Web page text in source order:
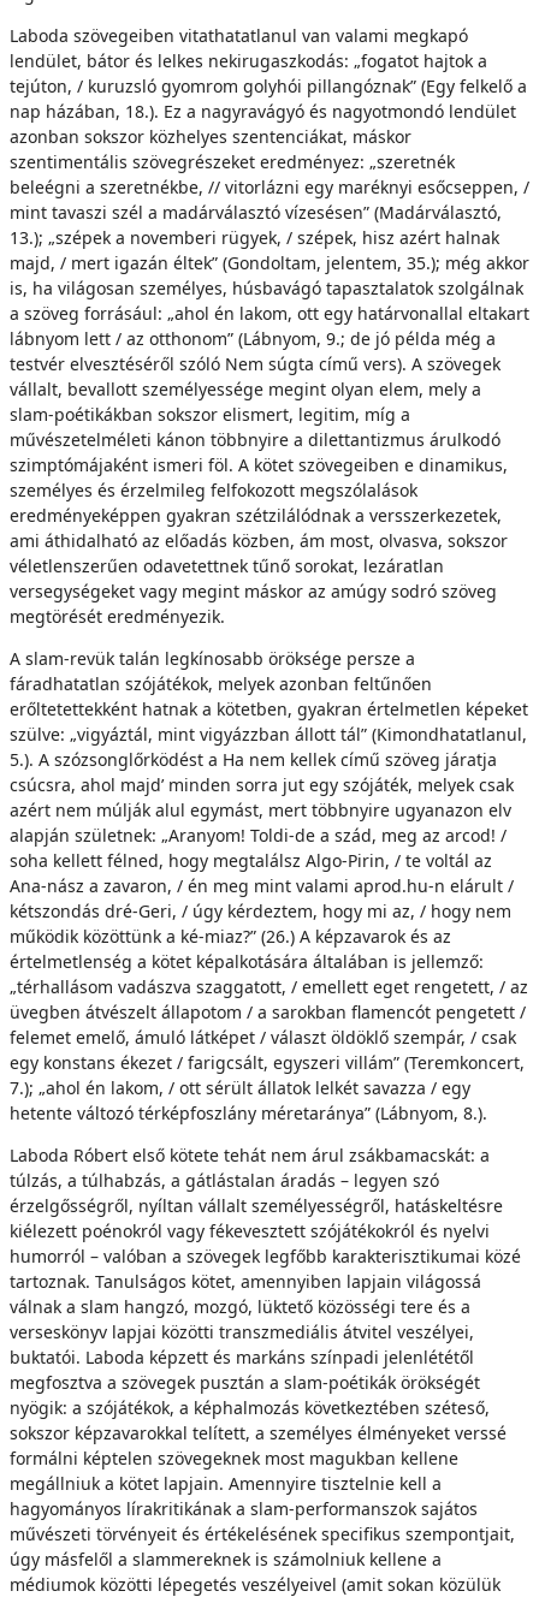
Laboda szövegeiben vitathatatlanul van valami megkapó
lendület, bátor és lelkes nekirugaszkodás: „fogatot hajtok a
tejúton, / kuruzsló gyomrom golyhói pillangóznak” (Egy felkelő a
nap házában, 18.). Ez a nagyravágyó és nagyotmondó lendület
azonban sokszor közhelyes szentenciákat, máskor
szentimentális szövegrészeket eredményez: „szeretnék
beleégni a szeretnékbe, // vitorlázni egy maréknyi esőcseppen, /
mint tavaszi szél a madárválasztó vízesésen” (Madárválasztó,
13.); „szépek a novemberi rügyek, / szépek, hisz azért halnak
majd, / mert igazán éltek” (Gondoltam, jelentem, 35.); még akkor
is, ha világosan személyes, húsbavágó tapasztalatok szolgálnak
a szöveg forrásául: „ahol én lakom, ott egy határvonallal eltakart
lábnyom lett / az otthonom” (Lábnyom, 9.; de jó példa még a
testvér elvesztéséről szóló Nem súgta című vers). A szövegek
vállalt, bevallott személyessége megint olyan elem, mely a
slam-poétikákban sokszor elismert, legitim, míg a
művészetelméleti kánon többnyire a dilettantizmus árulkodó
szimptómájaként ismeri föl. A kötet szövegeiben e dinamikus,
személyes és érzelmileg felfokozott megszólalások
eredményeképpen gyakran szétzilálódnak a versszerkezetek,
ami áthidalható az előadás közben, ám most, olvasva, sokszor
véletlenszerűen odavetettnek tűnő sorokat, lezáratlan
versegységeket vagy megint máskor az amúgy sodró szöveg
megtörését eredményezik.
A slam-revük talán legkínosabb öröksége persze a
fáradhatatlan szójátékok, melyek azonban feltűnően
erőltetettekként hatnak a kötetben, gyakran értelmetlen képeket
szülve: „vigyáztál, mint vigyázzban állott tál” (Kimondhatatlanul,
5.). A szózsonglőrködést a Ha nem kellek című szöveg járatja
csúcsra, ahol majd’ minden sorra jut egy szójáték, melyek csak
azért nem múlják alul egymást, mert többnyire ugyanazon elv
alapján születnek: „Aranyom! Toldi-de a szád, meg az arcod! /
soha kellett félned, hogy megtalálsz Algo-Pirin, / te voltál az
Ana-nász a zavaron, / én meg mint valami aprod.hu-n elárult /
kétszondás dré-Geri, / úgy kérdeztem, hogy mi az, / hogy nem
működik közöttünk a ké-miaz?” (26.) A képzavarok és az
értelmetlenség a kötet képalkotására általában is jellemző:
„térhallásom vadászva szaggatott, / emellett eget rengetett, / az
üvegben átvészelt állapotom / a sarokban flamencót pengetett /
felemet emelő, ámuló látképet / választ öldöklő szempár, / csak
egy konstans ékezet / farigcsált, egyszeri villám” (Teremkoncert,
7.); „ahol én lakom, / ott sérült állatok lelkét savazza / egy
hetente változó térképfoszlány méretaránya” (Lábnyom, 8.).
Laboda Róbert első kötete tehát nem árul zsákbamacskát: a
túlzás, a túlhabzás, a gátlástalan áradás – legyen szó
érzelgősségről, nyíltan vállalt személyességről, hatáskeltésre
kiélezett poénokról vagy fékevesztett szójátékokról és nyelvi
humorról – valóban a szövegek legfőbb karakterisztikumai közé
tartoznak. Tanulságos kötet, amennyiben lapjain világossá
válnak a slam hangzó, mozgó, lüktető közösségi tere és a
verseskönyv lapjai közötti transzmediális átvitel veszélyei,
buktatói. Laboda képzett és markáns színpadi jelenlététől
megfosztva a szövegek pusztán a slam-poétikák örökségét
nyögik: a szójátékok, a képhalmozás következtében széteső,
sokszor képzavarokkal telített, a személyes élményeket verssé
formálni képtelen szövegeknek most magukban kellene
megállniuk a kötet lapjain. Amennyire tisztelnie kell a
hagyományos lírakritikának a slam-performanszok sajátos
művészeti törvényeit és értékelésének specifikus szempontjait,
úgy másfelől a slammereknek is számolniuk kellene a
médiumok közötti lépegetés veszélyeivel (amit sokan közülük